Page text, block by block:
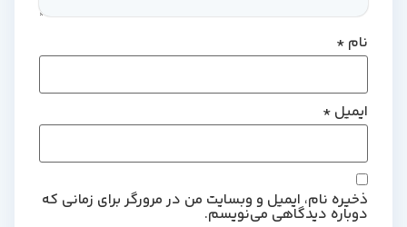
*
ایمیل*
ذخیره نام، ایمیل و وبسایت من در مرورگر برای زمانی که
دوباره دیدگاهی می‌نویسم.